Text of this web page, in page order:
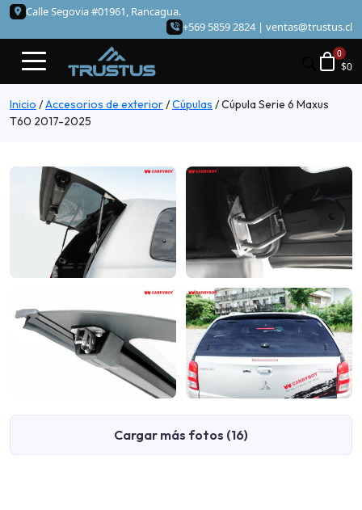
Calle Segovia #01961, Rancagua.
+569 5859 2824 | ventas@trustus.cl
$0
Inicio /Accesorios de exterior/Cúpulas /Cúpula Serie 6 Maxus
T60 2017-2025
Cargar más fotos (16)